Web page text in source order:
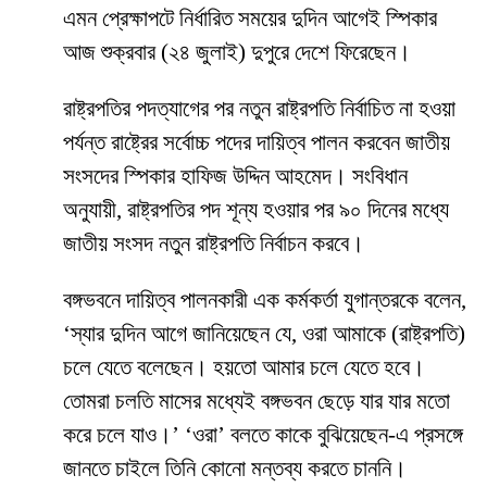
এমন প্রেক্ষাপটে নির্ধারিত সময়ের দুদিন আগেই স্পিকার
আজ শুক্রবার (২৪ জুলাই) দুপুরে দেশে ফিরেছেন।
রাষ্ট্রপতির পদত্যাগের পর নতুন রাষ্ট্রপতি নির্বাচিত না হওয়া
পর্যন্ত রাষ্ট্রের সর্বোচ্চ পদের দায়িত্ব পালন করবেন জাতীয়
সংসদের স্পিকার হাফিজ উদ্দিন আহমেদ। সংবিধান
অনুযায়ী, রাষ্ট্রপতির পদ শূন্য হওয়ার পর ৯০ দিনের মধ্যে
জাতীয় সংসদ নতুন রাষ্ট্রপতি নির্বাচন করবে।
বঙ্গভবনে দায়িত্ব পালনকারী এক কর্মকর্তা যুগান্তরকে বলেন,
‘স্যার দুদিন আগে জানিয়েছেন যে, ওরা আমাকে (রাষ্ট্রপতি)
চলে যেতে বলেছেন। হয়তো আমার চলে যেতে হবে।
তোমরা চলতি মাসের মধ্যেই বঙ্গভবন ছেড়ে যার যার মতো
করে চলে যাও।’ ‘ওরা’ বলতে কাকে বুঝিয়েছেন-এ প্রসঙ্গে
জানতে চাইলে তিনি কোনো মন্তব্য করতে চাননি।